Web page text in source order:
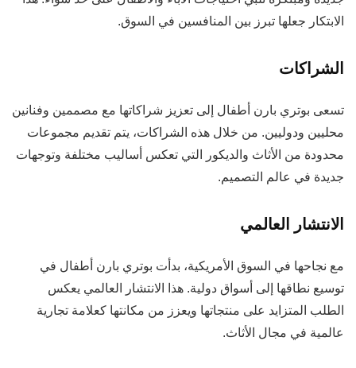
الابتكار جعلها تبرز بين المنافسين في السوق.
الشراكات
تسعى بوتري بارن أطفال إلى تعزيز شراكاتها مع مصممين وفنانين
محليين ودوليين. من خلال هذه الشراكات، يتم تقديم مجموعات
محدودة من الأثاث والديكور التي تعكس أساليب مختلفة وتوجهات
جديدة في عالم التصميم.
الانتشار العالمي
مع نجاحها في السوق الأمريكية، بدأت بوتري بارن أطفال في
توسيع نطاقها إلى أسواق دولية. هذا الانتشار العالمي يعكس
الطلب المتزايد على منتجاتها ويعزز من مكانتها كعلامة تجارية
عالمية في مجال الأثاث.